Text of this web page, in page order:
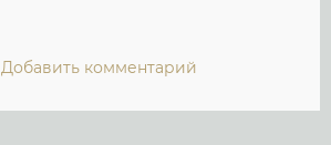
Добавить комментарий